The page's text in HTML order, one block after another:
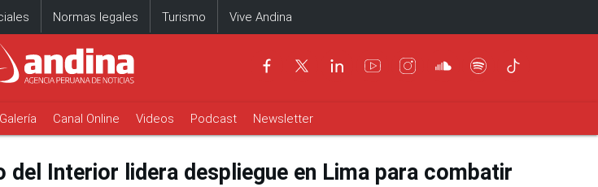
Normas legales Turismo Vive Andina
Galería Canal Online Videos Podcast Newsletter
Interior lidera despliegue en Lima para combatir